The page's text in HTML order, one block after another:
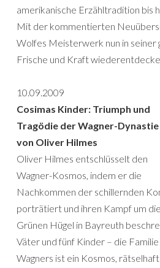
amerikanische Erzähltradition bis
Mit der kommentierten
Wolfes Meisterwerk nun in seiner
Frische und Kraft
10.09.2009
Cosimas Kinder: Triumph und
Tragödie der Wagner-Dynastie
von Oliver Hilmes
Oliver Hilmes entschlüsselt den
Wagner-Kosmos, indem er die
Nachkommen der schillernden
porträtiert und ihren Kampf um
Grünen Hügel in Bayreuth
Väter und fünf Kinder – die
Wagners ist ein Kosmos,